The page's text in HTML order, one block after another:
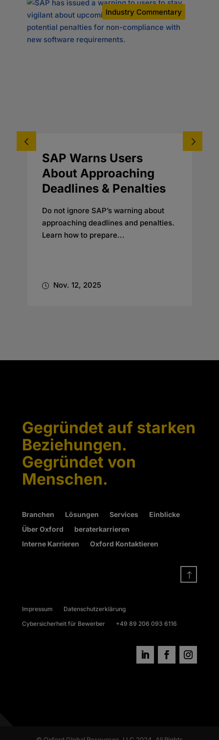
Industry Commentary
SAP Warns Users
About Approaching
Deadlines & Penalties
Do not ignore SAP’s warning about
approaching deadlines and penalties.
Learn how to prepare...
Nov. 12, 2025
Gegründet auf starken
Beziehungen.
Gegründet von
Menschen.
Branchen Lösungen Services
Einblicke
Über Oxford
beraterkarrieren
Interne Karrieren
Oxford Kontaktieren
!
Impressum
Datenschutzerklärung
Cybersicherheit für Bewerber
+49 89 206 093 6116